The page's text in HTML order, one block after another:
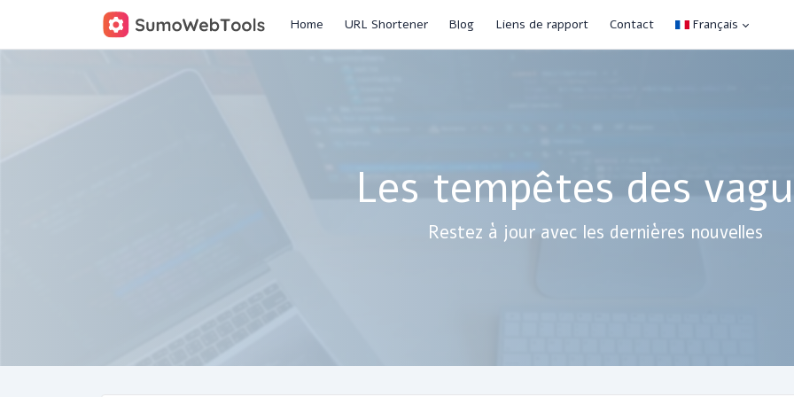
Home URL Shortener Blog Liens de rapport Contact Français
Les tempêtes des
Restez à jour avec les dernières nouvelles